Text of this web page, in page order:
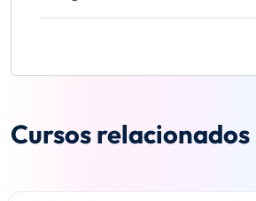
Cursos relacionados